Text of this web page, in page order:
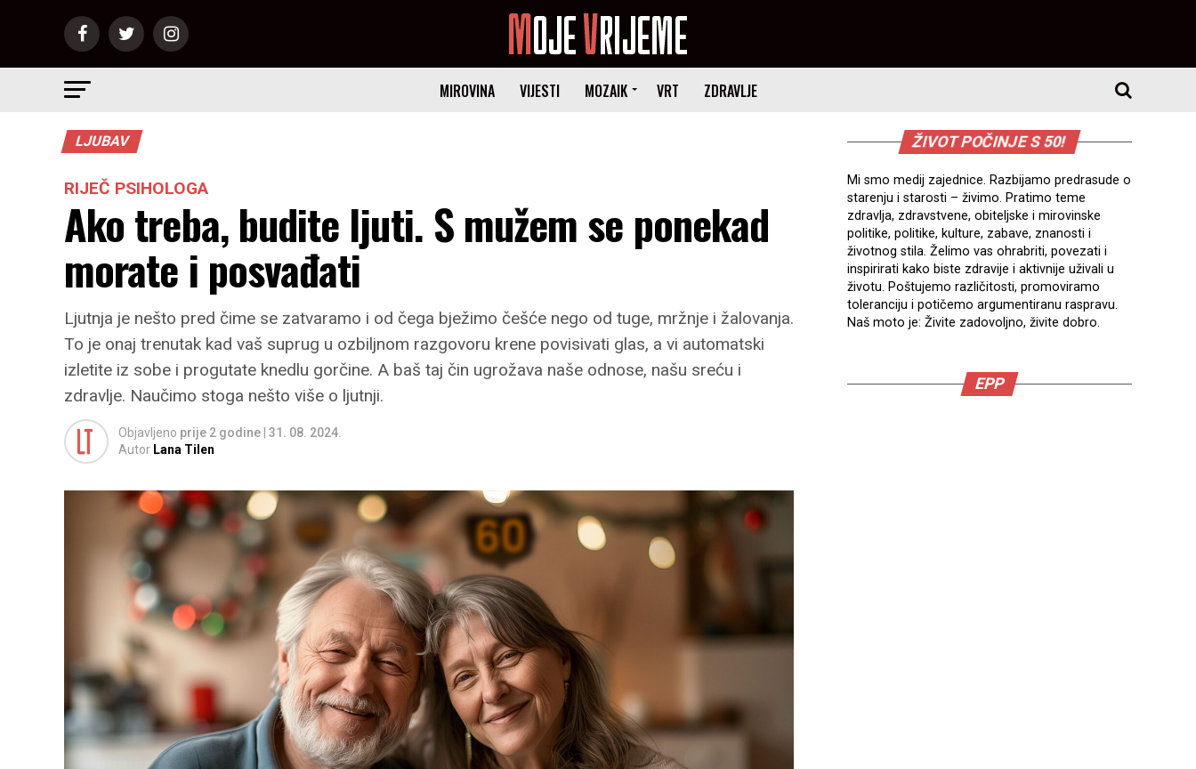
MIROVINA VIJESTI MOZAIK VRT ZDRAVLJE
LJUBAV
RIJEČ PSIHOLOGA
Ako treba, budite ljuti. S mužem se ponekad
morate i posvađati
Ljutnja je nešto pred čime se zatvaramo i od čega bježimo češće nego od tuge, mržnje i žalovanja.
To je onaj trenutak kad vaš suprug u ozbiljnom razgovoru krene povisivati glas, a vi automatski
izletite iz sobe i progutate knedlu gorčine. A baš taj čin ugrožava naše odnose, našu sreću i
zdravlje. Naučimo stoga nešto više o ljutnji.
Objavljeno prije 2 godine 31. 08. 2024.
Autor Lana Tilen
ŽIVOT POČINJE S 50!
Mi smo medij zajednice. Razbijamo predrasude o
starenju i starosti – živimo. Pratimo teme
zdravlja, zdravstvene, obiteljske i mirovinske
politike, politike, kulture, zabave, znanosti i
životnog stila. Želimo vas ohrabriti, povezati i
inspirirati kako biste zdravije i aktivnije uživali u
životu. Poštujemo različitosti, promoviramo
toleranciju i potičemo argumentiranu raspravu.
Naš moto je: Živite zadovoljno, živite dobro.
EPP